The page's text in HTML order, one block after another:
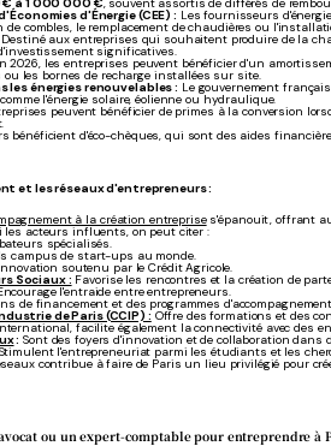
d'Énergie (CEE) : Les fournisseurs
de combles, le remplacement de chaudières ou
Destiné aux entreprises qui souhaitent produire de la
significatives.
2026, les entreprises peuvent bénéficier d'un
les bornes de recharge installées sur site.
énergies renouvelables : Le gouvernement
l'énergie solaire, éolienne ou hydraulique.
peuvent bénéficier de primes à la conversion
bénéficient d'éco-chèques, qui sont des aides
et les réseaux d'entrepreneurs :
à la création entreprises'épanouit, offrant
les acteurs influents, on peut citer :
spécialisés.
campus de start-ups au monde.
soutenu par le Crédit Agricole.
Sociaux : Favorise les rencontres et la création de
l'entraide entre entrepreneurs.
de financement et des programmes
de Paris (CCIP) :Offre des formations et des
facilite également la connectivité avec des
: Sont des foyers d'innovation et de collaboration dans
l'entrepreneuriat parmi les étudiants et les
contribue à faire de Paris un lieu privilégié pour
ou un expert-comptable pour entreprendre à